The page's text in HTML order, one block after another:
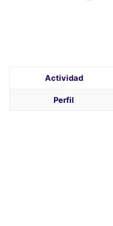
Actividad
Perfil